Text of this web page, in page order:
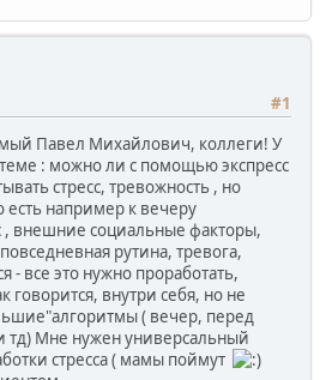
#1
Павел Михайлович, коллеги! У
: можно ли с помощью экспресс
стресс, тревожность , но
например к вечеру
, внешние социальные факторы,
рутина, тревога,
- все это нужно проработать,
говорится, внутри себя, но не
( вечер, перед
тд) Мне нужен универсальный
стресса ( мамы поймут